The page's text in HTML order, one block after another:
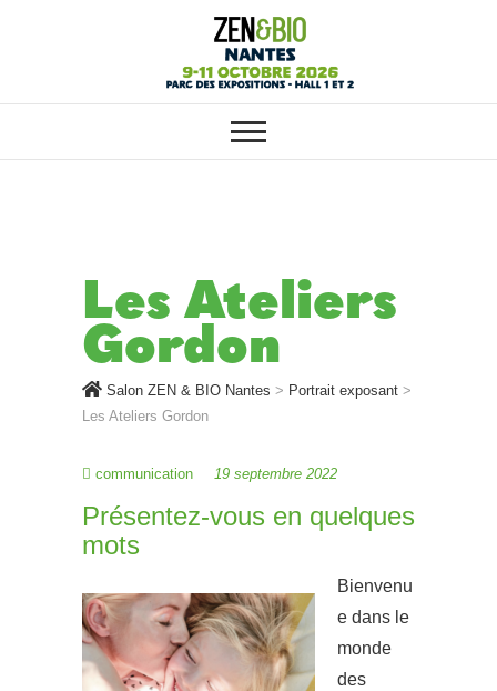
Salon ZEN & BIO
Nantes
SALON ZEN & BIO NANTES :
VOTRE SALON BIO, BIEN-ÊTRE
ET HABITAT SAIN
Les Ateliers
Gordon
Salon ZEN & BIO Nantes > Portrait exposant >
Les Ateliers Gordon
communication 19 septembre 2022
Présentez-vous en quelques
mots
Bienvenu
e dans le
monde
des